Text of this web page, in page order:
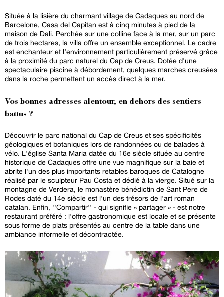
Située à la lisière du charmant village de Cadaques au nord de
Barcelone, Casa del Capitan est à cinq minutes à pied de la
maison de Dali. Perchée sur une colline face à la mer, sur un parc
de trois hectares, la villa offre un ensemble exceptionnel. Le cadre
est enchanteur et l’environnement particulièrement préservé grâce
à la proximité du parc naturel du Cap de Creus. Dotée d'une
spectaculaire piscine à débordement, quelques marches creusées
dans la roche permettent un accès direct à la mer.
Vos bonnes adresses alentour, en dehors des sentiers
battus ?
Découvrir le parc national du Cap de Creus et ses spécificités
géologiques et botaniques lors de randonnées ou de balades à
vélo. L'église Santa Maria datée du 16e siècle située au centre
historique de Cadaques offre une vue magnifique sur la baie et
abrite l'un des plus importants retables baroques de Catalogne
réalisé par le sculpteur Pau Costa et dédié à la vierge. Situé sur la
montagne de Verdera, le monastère bénédictin de Sant Pere de
Rodes daté du 14e siècle est l'un des trésors de l'art roman
catalan. Enfin, ''Compartir'' - qui signifie « partager » - est notre
restaurant préféré : l’offre gastronomique est locale et se présente
sous forme de plats présentés au centre de la table dans une
ambiance informelle et décontractée.